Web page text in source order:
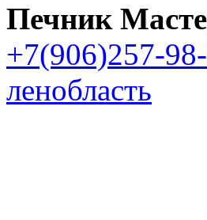
Печник
+7(906)257-
ленобласть